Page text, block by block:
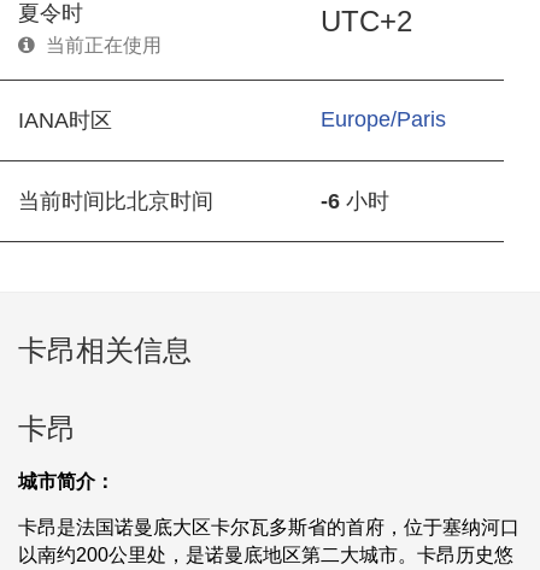
夏令时
当前正在使用
UTC+2
IANA时区 Europe/Paris
当前时间比北京时间 -6 小时
卡昂相关信息
卡昂
城市简介：
卡昂是法国诺曼底大区卡尔瓦多斯省的首府，位于塞纳河口
以南约200公里处，是诺曼底地区第二大城市。卡昂历史悠